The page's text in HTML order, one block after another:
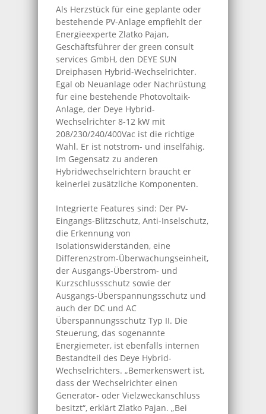
Als Herzstück für eine geplante oder
bestehende PV-Anlage empfiehlt der
Energieexperte Zlatko Pajan,
Geschäftsführer der green consult
services GmbH, den DEYE SUN
Dreiphasen Hybrid-Wechselrichter.
Egal ob Neuanlage oder Nachrüstung
für eine bestehende Photovoltaik-
Anlage, der Deye Hybrid-
Wechselrichter 8-12 kW mit
208/230/240/400Vac ist die richtige
Wahl. Er ist notstrom- und inselfähig.
Im Gegensatz zu anderen
Hybridwechselrichtern braucht er
keinerlei zusätzliche Komponenten.
Integrierte Features sind: Der PV-
Eingangs-Blitzschutz, Anti-Inselschutz,
die Erkennung von
Isolationswiderständen, eine
Differenzstrom-Überwachungseinheit,
der Ausgangs-Überstrom- und
Kurzschlussschutz sowie der
Ausgangs-Überspannungsschutz und
auch der DC und AC
Überspannungsschutz Typ II. Die
Steuerung, das sogenannte
Energiemeter, ist ebenfalls internen
Bestandteil des Deye Hybrid-
Wechselrichters. „Bemerkenswert ist,
dass der Wechselrichter einen
Generator- oder Vielzweckanschluss
besitzt“, erklärt Zlatko Pajan. „Bei